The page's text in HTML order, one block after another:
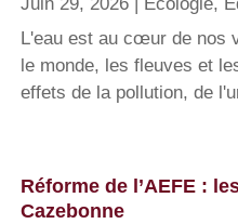
L'eau est au cœur de nos
le monde, les fleuves et
effets de la pollution, de
Réforme de l’AEFE :
Cazebonne